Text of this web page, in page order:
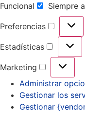
Funcional
Siempre
Preferencias
Estadísticas
Marketing
Administrar
Gestionar los
Gestionar